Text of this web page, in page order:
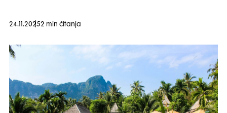
24.11.20252 min čitanja